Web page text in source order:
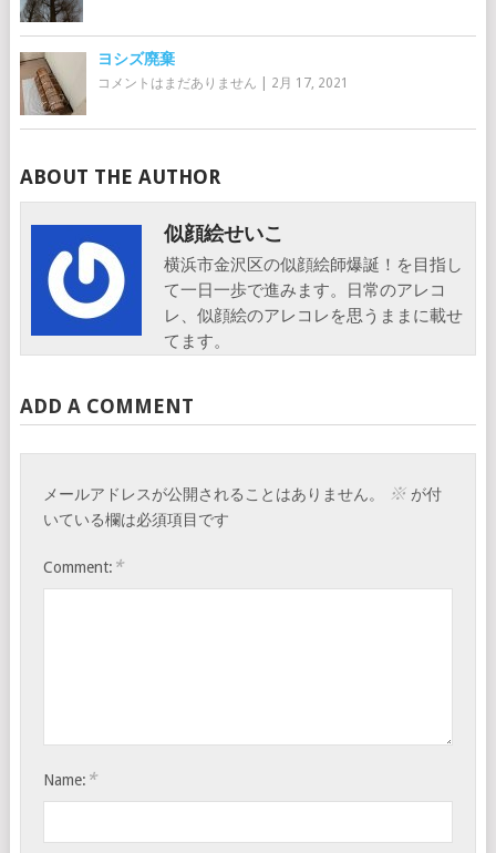
ヨシズ廃棄
コメントはまだありません 2月 17, 2021
ABOUT THE AUTHOR
似顔絵せいこ
横浜市金沢区の似顔絵師爆誕！を目指し
て一日一歩で進みます。日常のアレコ
レ、似顔絵のアレコレを思うままに載せ
てます。
ADD A COMMENT
メールアドレスが公開されることはありません。 ※ が付
いている欄は必須項目です
Comment: *
Name: *